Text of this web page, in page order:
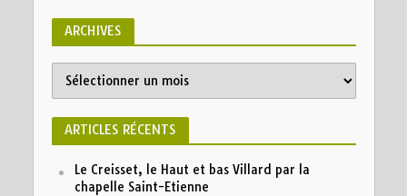
ARCHIVES
ARTICLES RÉCENTS
Le Creisset, le Haut et bas Villard par la
chapelle Saint-Etienne